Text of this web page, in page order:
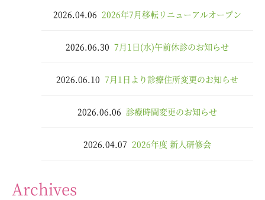
2026.04.06 2026年7月移転リニューアルオープン
2026.06.30 7月1日(水)午前休診のお知らせ
2026.06.10 7月1日より診療住所変更のお知らせ
2026.06.06 診療時間変更のお知らせ
2026.04.07 2026年度 新人研修会
Archives